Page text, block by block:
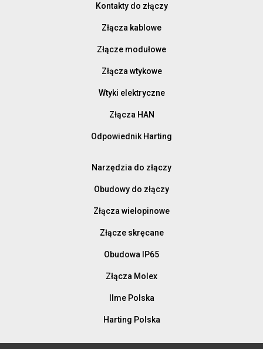
Kontakty do złączy
Złącza kablowe
Złącze modułowe
Złącza wtykowe
Wtyki elektryczne
Złącza HAN
Odpowiednik Harting
Narzędzia do złączy
Obudowy do złączy
Złącza wielopinowe
Złącze skręcane
Obudowa IP65
Złącza Molex
Ilme Polska
Harting Polska